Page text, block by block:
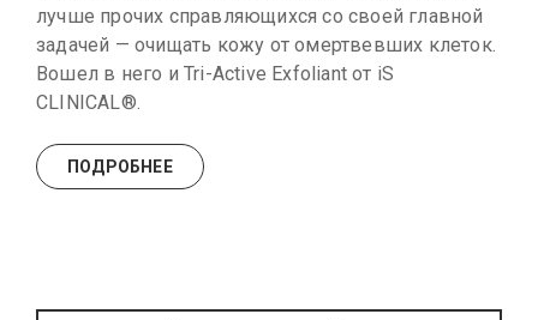
лучше прочих справляющихся со своей главной
задачей — очищать кожу от омертвевших клеток.
Вошел в него и Tri-Active Exfoliant от iS
CLINICAL®.
ПОДРОБНЕЕ